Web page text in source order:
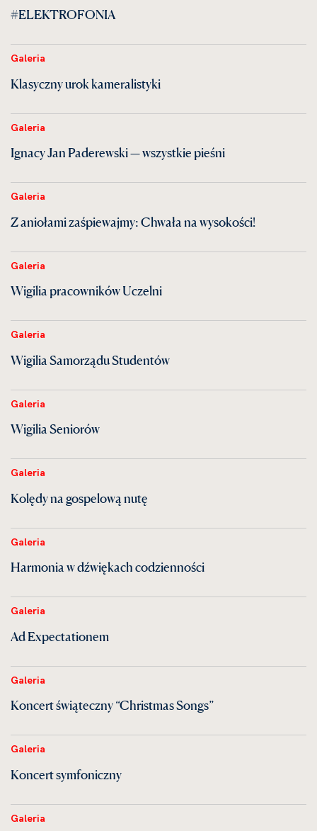
#ELEKTROFONIA
Galeria
Klasyczny urok kameralistyki
Galeria
Ignacy Jan Paderewski — wszystkie pieśni
Galeria
Z aniołami zaśpiewajmy: Chwała na wysokości!
Galeria
Wigilia pracowników Uczelni
Galeria
Wigilia Samorządu Studentów
Galeria
Wigilia Seniorów
Galeria
Kolędy na gospelową nutę
Galeria
Harmonia w dźwiękach codzienności
Galeria
Ad Expectationem
Galeria
Koncert świąteczny “Christmas Songs”
Galeria
Koncert symfoniczny
Galeria